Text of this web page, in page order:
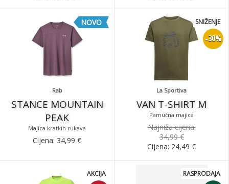
Rab
STANCE MOUNTAIN
PEAK
Majica kratkih rukava
NOVO
Cijena: 34,99 €
La Sportiva
VAN T-SHIRT M
Pamučna majica
-30%
SNIŽENJE
Najniža cijena:
34,99 €
Cijena: 24,49 €
AKCIJA RASPRODAJA